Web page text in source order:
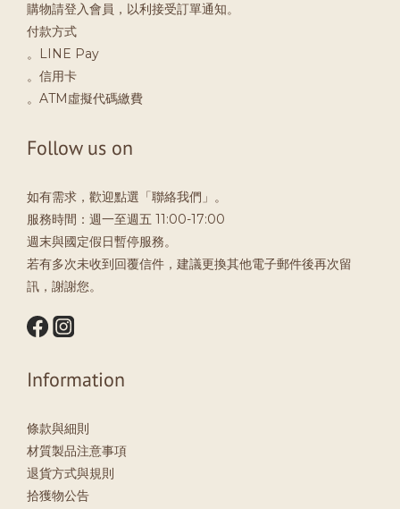
購物請登入會員，以利接受訂單通知。
付款方式
。LINE Pay
。信用卡
。ATM虛擬代碼繳費
Follow us on
如有需求，歡迎點選「聯絡我們」。
服務時間：週一至週五 11:00-17:00
週末與國定假日暫停服務。
若有多次未收到回覆信件，建議更換其他電子郵件後再次留
訊，謝謝您。
Information
條款與細則
材質製品注意事項
退貨方式與規則
拾獲物公告